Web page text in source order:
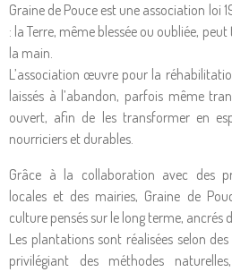
Graine de Pouce est une association loi
: la Terre, même blessée ou oubliée,
la main.
L’association œuvre pour la
laissés à l’abandon, parfois même
ouvert, afin de les transformer en
nourriciers et durables.
Grâce à la collaboration avec des
locales et des mairies, Graine de
culture pensés sur le long terme, ancrés
Les plantations sont réalisées selon
privilégiant des méthodes